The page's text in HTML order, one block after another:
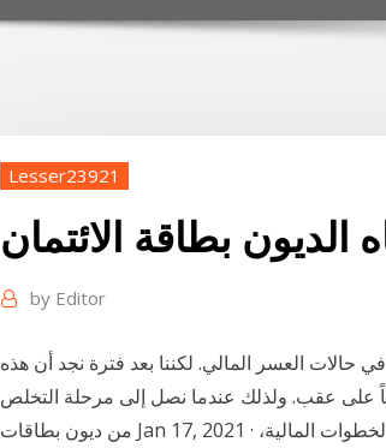
Lesser23921
الديون بطاقة الائتمان
by Editor
حالات العسر المالي. لكننا بعد فترة نجد أن هذه
على عقب. ولذلك عندما نصل إلى مرحلة التخلص
من ديون بطاقات Jan 17, 2021 · إن كان عليك دين، فمن المهم أن تعير اهتماما لإحدى أهم الخطوات المالية،